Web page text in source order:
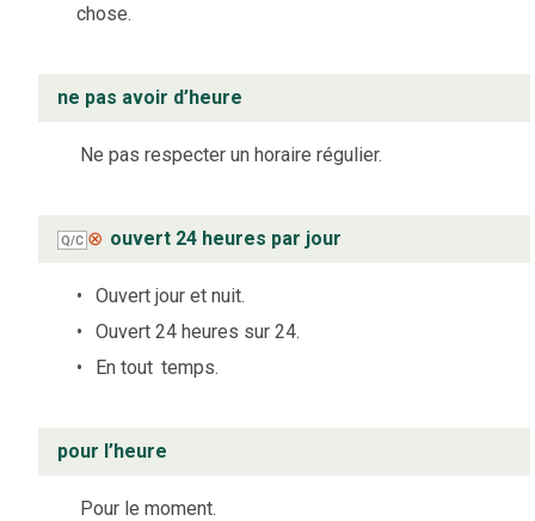
chose.
ne pas avoir d’heure
Ne pas respecter un horaire régulier.
Q/C ⊗ ouvert 24 heures par jour
Ouvert jour et nuit.
Ouvert 24 heures sur 24.
En tout temps.
pour l’heure
Pour le moment.